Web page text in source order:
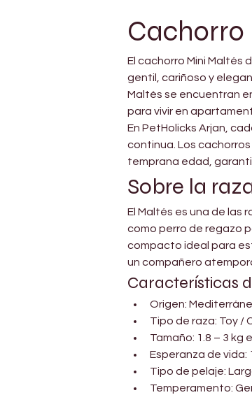
Cachorro
El cachorro Mini Maltés
gentil, cariñoso y
Maltés se encuentran
para vivir en
En PetHolicks Arjan,
continua. Los
temprana edad,
Sobre la
El Maltés es una de las
como perro de regazo
compacto ideal para
un compañero
Características
Origen:
Tipo de raza: Toy /
Tamaño: 1.8 – 3 kg
Esperanza de vida:
Tipo de pelaje:
Temperamento: